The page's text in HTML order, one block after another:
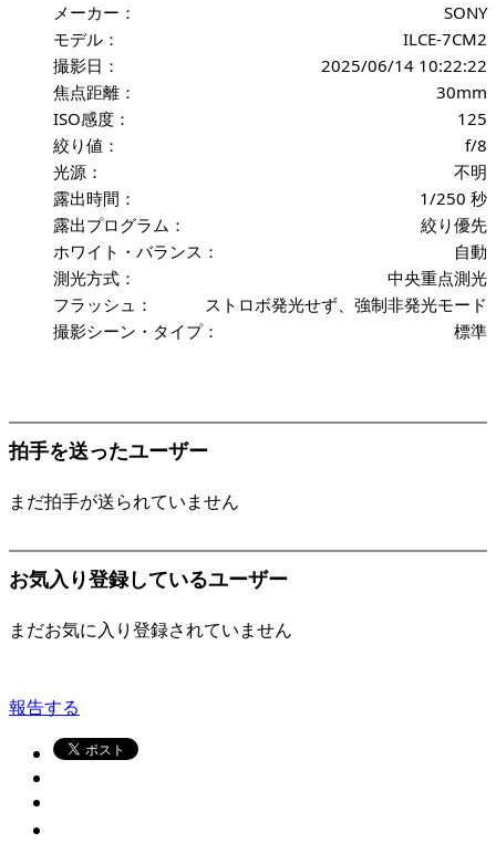
メーカー：
SONY
モデル：
ILCE-7CM2
撮影日：
2025/06/14 10:22:22
焦点距離：
30mm
ISO感度：
125
絞り値：
f/8
光源：
不明
露出時間：
1/250 秒
露出プログラム：
絞り優先
ホワイト・バランス：
自動
測光方式：
中央重点測光
フラッシュ：
ストロボ発光せず、強制非発光モード
撮影シーン・タイプ：
標準
拍手を送ったユーザー
まだ拍手が送られていません
お気入り登録しているユーザー
まだお気に入り登録されていません
報告する